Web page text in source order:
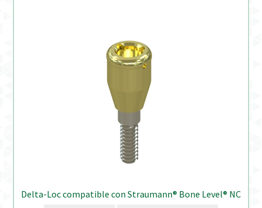
Delta-Loc compatible con Straumann® Bone Level® NC